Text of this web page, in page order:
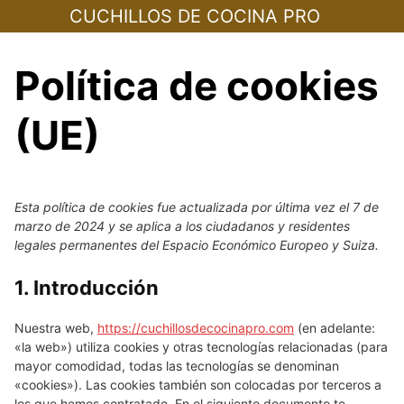
to
CUCHILLOS DE COCINA PRO
Política de cookies
(UE)
Esta política de cookies fue actualizada por última vez el 7 de
marzo de 2024 y se aplica a los ciudadanos y residentes
legales permanentes del Espacio Económico Europeo y Suiza.
1. Introducción
Nuestra web, https://cuchillosdecocinapro.com (en adelante:
«la web») utiliza cookies y otras tecnologías relacionadas (para
mayor comodidad, todas las tecnologías se denominan
«cookies»). Las cookies también son colocadas por terceros a